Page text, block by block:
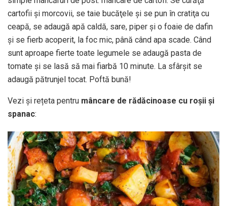
cartofii şi morcovii, se taie bucăţele şi se pun în cratiţa cu
ceapă, se adaugă apă caldă, sare, piper şi o foaie de dafin
şi se fierb acoperit, la foc mic, până când apa scade. Când
sunt aproape fierte toate legumele se adaugă pasta de
tomate şi se lasă să mai fiarbă 10 minute. La sfârşit se
adaugă pătrunjel tocat. Poftă bună!
Vezi și rețeta pentru mâncare de rădăcinoase cu roșii și
spanac: